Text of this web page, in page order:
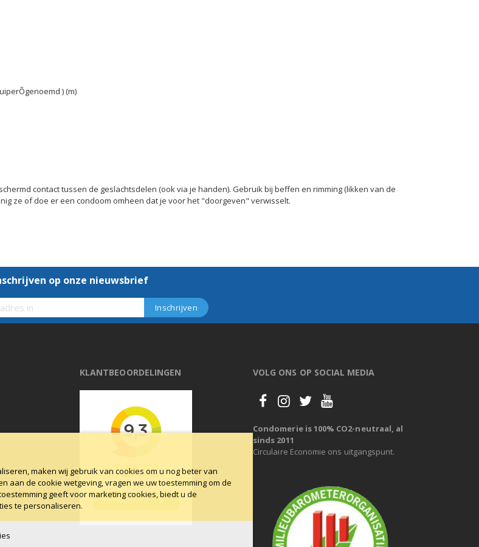
) (m)
contact tussen de geslachtsdelen (ook via je handen). Gebruik bij beffen en rimming (likken van de
ze of doe er een condoom omheen dat je voor het "doorgeven" verwisselt.
op onze nieuwsbrief
KLANTBEOORDELINGEN VOLG ONS OP SOCIAL MEDIA
Condomerie is 100% CO2-neutraal, al
sinds 2011
Circulaire Economie ons uitgangspunt.
maken wij gebruik van cookies om u nog beter van
aan de cookie wetgeving, vragen we uw toestemming om de
geeft voor marketing cookies, biedt u de
te personaliseren.